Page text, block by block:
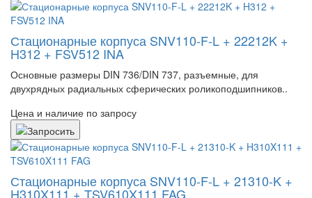
Стационарные корпуса SNV110-F-L + 22212K +
H312 + FSV512 INA
Основные размеры DIN 736/DIN 737, разъемные, для
двухрядных радиальных сферических роликоподшипников..
Цена и наличие по запросу
Стационарные корпуса SNV110-F-L + 21310-K +
H310X111 + TSV610X111 FAG